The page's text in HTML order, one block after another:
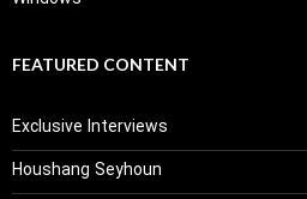
FEATURED CONTENT
Exclusive Interviews
Houshang Seyhoun